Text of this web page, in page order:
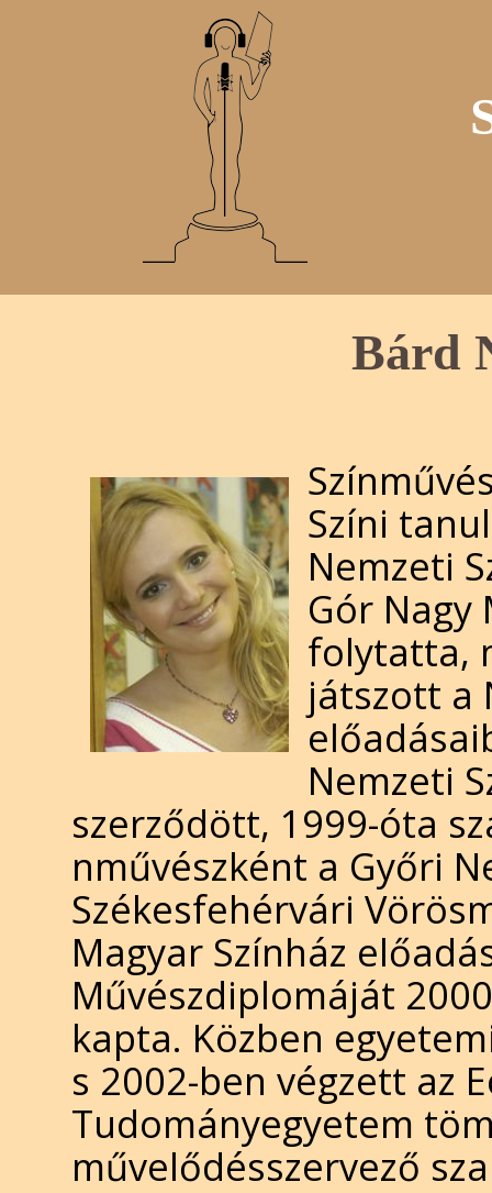
Bárd
Szí­ni
Nemzeti
Gór Nagy
folytatta,
játszott a
Nemzeti
szerződött, 1999-óta
nművészként a Győri
Székesfehérvári
Magyar Színház
Művészdiplomáját
kapta. Közben
s 2002-ben végzett az
Tudományegyetem
művelődésszervező